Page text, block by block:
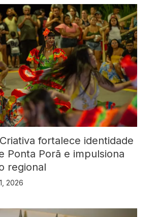
fortalece identidade
Ponta Porã e impulsiona
regional
2026